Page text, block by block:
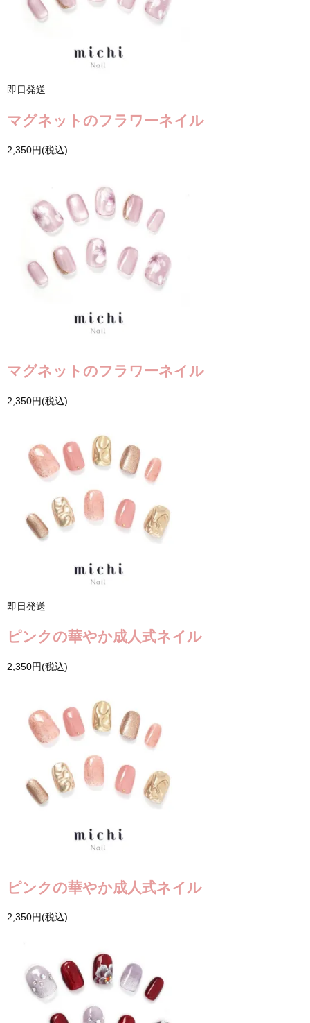
即日発送
マグネットのフラワーネイル
2,350円(税込)
マグネットのフラワーネイル
2,350円(税込)
即日発送
ピンクの華やか成人式ネイル
2,350円(税込)
ピンクの華やか成人式ネイル
2,350円(税込)